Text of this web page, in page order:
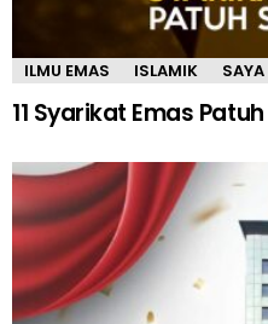
ILMU EMAS ISLAMIK SAYA
11 Syarikat Emas